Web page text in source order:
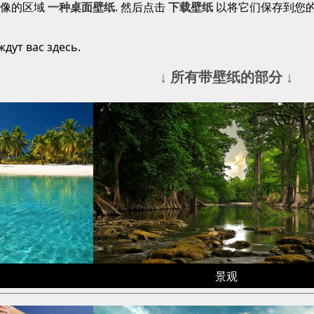
的区域一种桌面壁纸. 然后点击下载壁纸 以将它们保存到您
вас здесь.
↓ 所有带壁纸的部分 ↓
景观